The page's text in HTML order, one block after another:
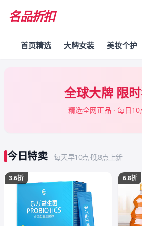
名品折扣
首页精选 大牌女装 美妆个护
全球大牌 限
精选全网正品 · 每日
今日特卖 每天早10点·晚8点上新
3.6折 6.8折